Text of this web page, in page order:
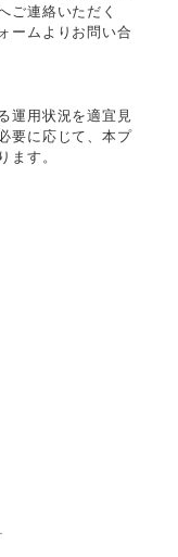
ご連絡いただく
ームよりお問い合
運用状況を適宜見
要に応じて、本プ
ます。